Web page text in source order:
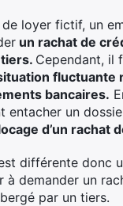
loyer fictif, un
un rachat de
Cependant, il
fluctuante
bancaires.
entacher un
d’un rachat
différente donc
à demander un
par un tiers.